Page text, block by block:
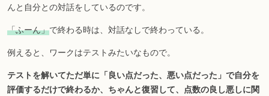
んと自分との対話をしているのです。
「ふーん」で終わる時は、対話なしで終わっている。
例えると、ワークはテストみたいなもので。
テストを解いてただ単に「良い点だった、悪い点だった」で自分を
評価するだけで終わるか、ちゃんと復習して、点数の良し悪しに関